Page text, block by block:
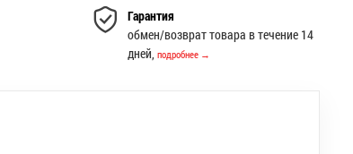
Гарантия
обмен/возврат товара в течение 14
дней,подробнее →